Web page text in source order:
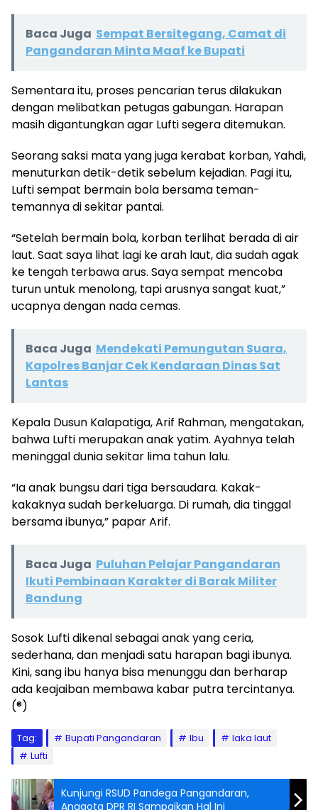
Baca Juga Sempat Bersitegang, Camat di
Pangandaran Minta Maaf ke Bupati
Sementara itu, proses pencarian terus dilakukan
dengan melibatkan petugas gabungan. Harapan
masih digantungkan agar Lufti segera ditemukan.
Seorang saksi mata yang juga kerabat korban, Yahdi,
menuturkan detik-detik sebelum kejadian. Pagi itu,
Lufti sempat bermain bola bersama teman-
temannya di sekitar pantai.
“Setelah bermain bola, korban terlihat berada di air
laut. Saat saya lihat lagi ke arah laut, dia sudah agak
ke tengah terbawa arus. Saya sempat mencoba
turun untuk menolong, tapi arusnya sangat kuat,”
ucapnya dengan nada cemas.
Baca Juga Mendekati Pemungutan Suara,
Kapolres Banjar Cek Kendaraan Dinas Sat
Lantas
Kepala Dusun Kalapatiga, Arif Rahman, mengatakan,
bahwa Lufti merupakan anak yatim. Ayahnya telah
meninggal dunia sekitar lima tahun lalu.
“Ia anak bungsu dari tiga bersaudara. Kakak-
kakaknya sudah berkeluarga. Di rumah, dia tinggal
bersama ibunya,” papar Arif.
Baca Juga Puluhan Pelajar Pangandaran
Ikuti Pembinaan Karakter di Barak Militer
Bandung
Sosok Lufti dikenal sebagai anak yang ceria,
sederhana, dan menjadi satu harapan bagi ibunya.
Kini, sang ibu hanya bisa menunggu dan berharap
ada keajaiban membawa kabar putra tercintanya.
(®)
Tag: Bupati Pangandaran Ibu
laka laut
Lufti
Kunjungi RSUD Pandega Pangandaran,
Anggota DPR RI Sampaikan Hal Ini